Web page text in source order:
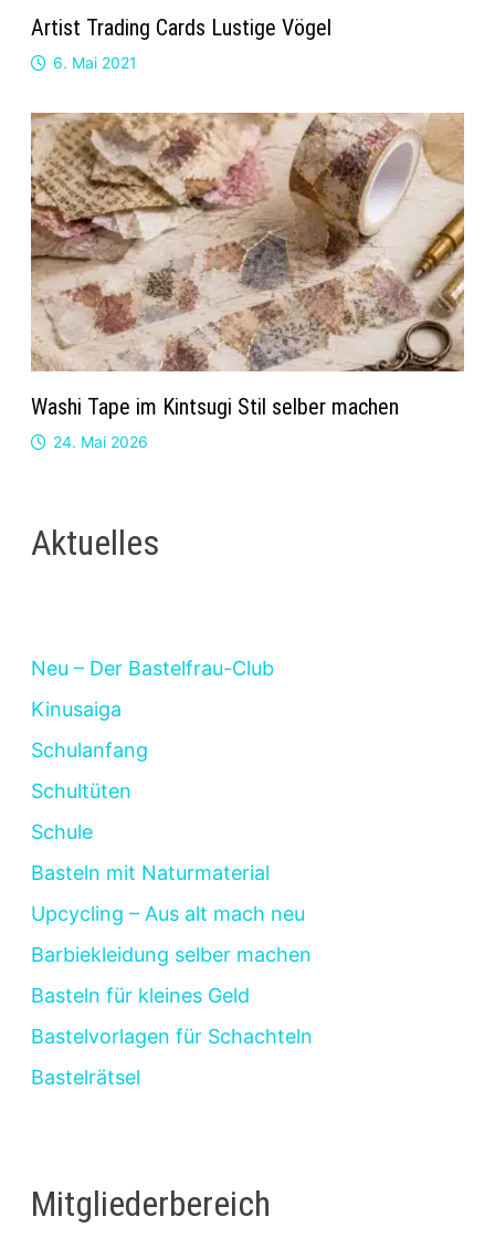
Artist Trading Cards Lustige Vögel
6. Mai 2021
Washi Tape im Kintsugi Stil selber machen
24. Mai 2026
Aktuelles
Neu – Der Bastelfrau-Club
Kinusaiga
Schulanfang
Schultüten
Schule
Basteln mit Naturmaterial
Upcycling – Aus alt mach neu
Barbiekleidung selber machen
Basteln für kleines Geld
Bastelvorlagen für Schachteln
Bastelrätsel
Mitgliederbereich